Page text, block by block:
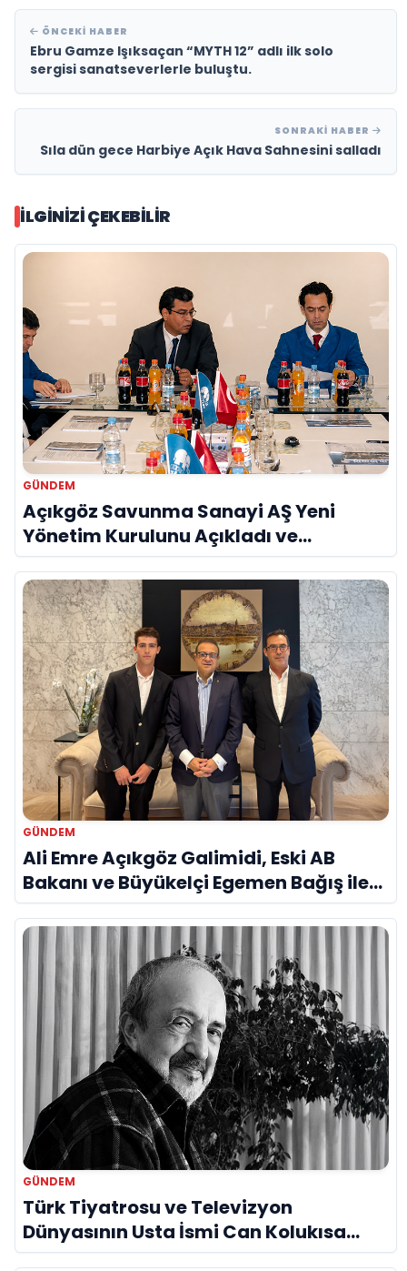
ÖNCEKI HABER
Ebru Gamze Işıksaçan “MYTH 12” adlı ilk solo
sergisi sanatseverlerle buluştu.
SONRAKI HABER
Sıla dün gece Harbiye Açık Hava Sahnesini salladı
İLGINIZI ÇEKEBILIR
GÜNDEM
Açıkgöz Savunma Sanayi AŞ Yeni
Yönetim Kurulunu Açıkladı ve
Savunma Sanayinde Küresel Vizyon
Vurgusu
GÜNDEM
Ali Emre Açıkgöz Galimidi, Eski AB
Bakanı ve Büyükelçi Egemen Bağış ile
Bir Araya Geldi
GÜNDEM
Türk Tiyatrosu ve Televizyon
Dünyasının Usta İsmi Can Kolukısa
Hayatını Kaybetti